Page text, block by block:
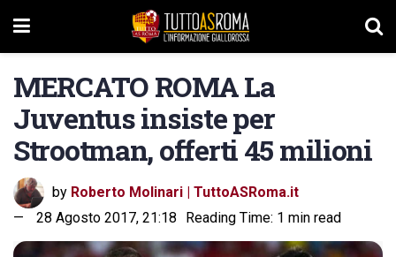
MERCATO ROMA La
Juventus insiste per
Strootman, offerti 45 milioni
by Roberto Molinari | TuttoASRoma.it
28 Agosto 2017, 21:18
Reading Time: 1 min read